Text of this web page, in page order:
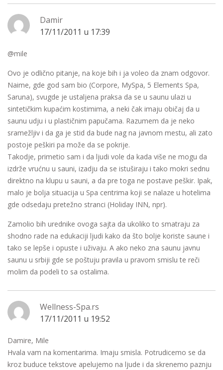
Damir
17/11/2011 u 17:39
@mile
Ovo je odlično pitanje, na koje bih i ja voleo da znam odgovor.
Naime, gde god sam bio (Corpore, MySpa, 5 Elements Spa,
Saruna), svugde je ustaljena praksa da se u saunu ulazi u
sintetičkim kupaćim kostimima, a neki čak imaju običaj da u
saunu udju i u plastičnim papučama. Razumem da je neko
sramežljiv i da ga je stid da bude nag na javnom mestu, ali zato
postoje peškiri pa može da se pokrije.
Takodje, primetio sam i da ljudi vole da kada više ne mogu da
izdrže vrućnu u sauni, izadju da se istuširaju i tako mokri sednu
direktno na klupu u sauni, a da pre toga ne postave peškir. Ipak,
malo je bolja situacija u Spa centrima koji se nalaze u hotelima
gde odsedaju pretežno stranci (Holiday INN, npr).
Zamolio bih urednike ovoga sajta da ukoliko to smatraju za
shodno rade na edukaciji ljudi kako da što bolje koriste saune i
tako se lepše i opuste i uživaju. A ako neko zna saunu javnu
saunu u srbiji gde se poštuju pravila u pravom smislu te reči
molim da podeli to sa ostalima.
Wellness-Spa.rs
17/11/2011 u 19:52
Damire, Mile
Hvala vam na komentarima. Imaju smisla. Potrudicemo se da
kroz buduce tekstove apelujemo na ljude i da skrenemo paznju